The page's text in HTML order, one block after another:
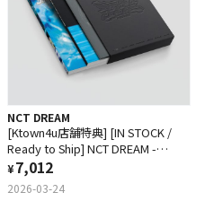
NCT DREAM
[Ktown4u店舗特典] [IN STOCK /
Ready to Ship] NCT DREAM -
[DREAM THE FUTURE BOOK]
(DIGITAL CODE)
¥7,012
2026-03-24